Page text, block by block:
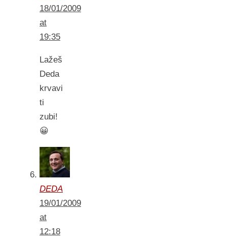
18/01/2009
at
19:35
Lažeš
Deda
krvavi
ti
zubi!
😀
DEDA
19/01/2009
at
12:18